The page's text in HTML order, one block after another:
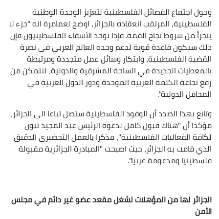
وحول اجتماع الفصائل الفلسطينية لتعزيز الوحدة الوطنية
الفلسطينية، المرتقب انعقاده بالجزائر، اوضح لعمامرة انه "جزء لا
يتجزأ من شروط نجاح القمة. فإذا توحد الأشقاء الفلسطينيون فإن
ذلك سيكون قاعدة قوية لدعم وحدة العالم العربي في نصرة
القضية الفلسطينية، وابتكار وسائل عمل متجددة ومرتبطة
بالمعطيات الجديدة في الساحة المشرقية والدولية، لنتمكن من
رفع نجاعة الكلمة العربية الموحدة ودور الدول العربية في
المحافل الدولية".
وتابع بهذا الصدد أن الوفود الفلسطينية ستصل تباعا الى الجزائر،
مؤكدا أن "هناك قبول كامل لدعوة الرئيس عبد المجيد تبون
لكافة الفعاليات الفلسطينية"، مذكرا بالعمل التحضيري الدقيق
الذي قامت به الجزائر، حيث اصبحت "المبادرة الجزائرية مقبولة
فلسطينيا ومدعومة عربيا".
الجزائر لها من المؤهلات لشغل مقعد عضو غير دائم في مجلس
الأمن